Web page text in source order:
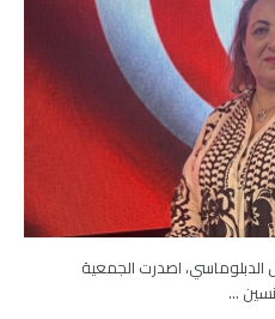
الدبلوماسي، اصدرت الجمعية
…